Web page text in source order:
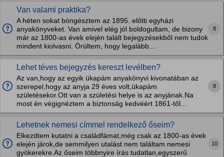
Van valami praktika?
A héten sokat böngésztem az 1895. előtti egyházi
anyakönyveket. Van amivel elég jól boldogultam, de bizony
már az 1800-as évek elején talált bejegyzésekből nem tudok
mindent kiolvasni. Örültem, hogy legalább...
8
Lehet téves bejegyzés kereszt levélben?
Az van,hogy az egyik ükapám anyakönyvi kivonatában az
szerepel,hogy az anyja 29 éves volt,ükapám
születésekor.Ott van a születési helye is az anyjának.Na
most én végignéztem a biztonság kedvéért 1861-től...
8
Lehetnek nemesi címmel rendelkező őseim?
Elkezdtem kutatni a családfámat,még csak az 1800-as évek
elején járok,de semmilyen utalást nem találtam nemesi
gyökerekre.Az őseim többnyire írás tudatlan,egyszerű
10